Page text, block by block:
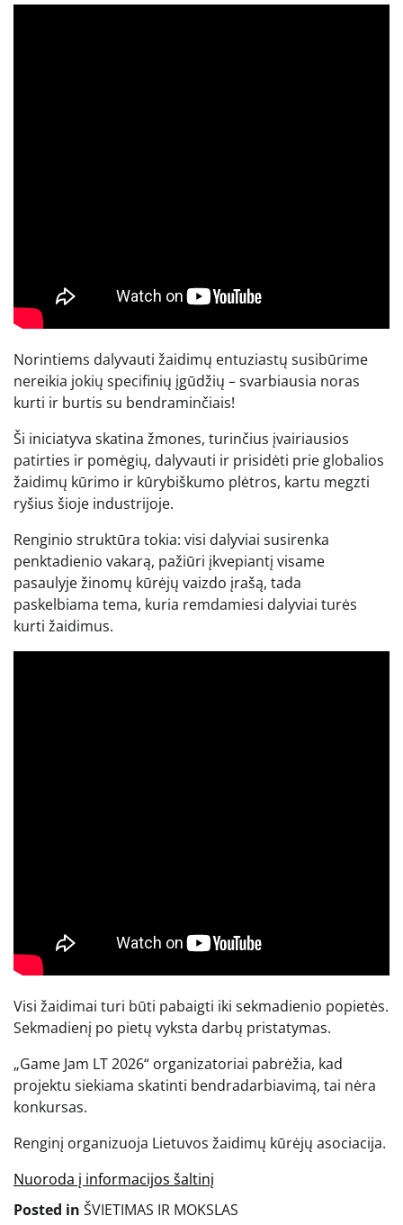
Norintiems dalyvauti žaidimų entuziastų susibūrime
nereikia jokių specifinių įgūdžių – svarbiausia noras
kurti ir burtis su bendraminčiais!
Ši iniciatyva skatina žmones, turinčius įvairiausios
patirties ir pomėgių, dalyvauti ir prisidėti prie globalios
žaidimų kūrimo ir kūrybiškumo plėtros, kartu megzti
ryšius šioje industrijoje.
Renginio struktūra tokia: visi dalyviai susirenka
penktadienio vakarą, pažiūri įkvepiantį visame
pasaulyje žinomų kūrėjų vaizdo įrašą, tada
paskelbiama tema, kuria remdamiesi dalyviai turės
kurti žaidimus.
Visi žaidimai turi būti pabaigti iki sekmadienio popietės.
Sekmadienį po pietų vyksta darbų pristatymas.
„Game Jam LT 2026“ organizatoriai pabrėžia, kad
projektu siekiama skatinti bendradarbiavimą, tai nėra
konkursas.
Renginį organizuoja Lietuvos žaidimų kūrėjų asociacija.
Nuoroda į informacijos šaltinį
Posted in ŠVIETIMAS IR MOKSLAS